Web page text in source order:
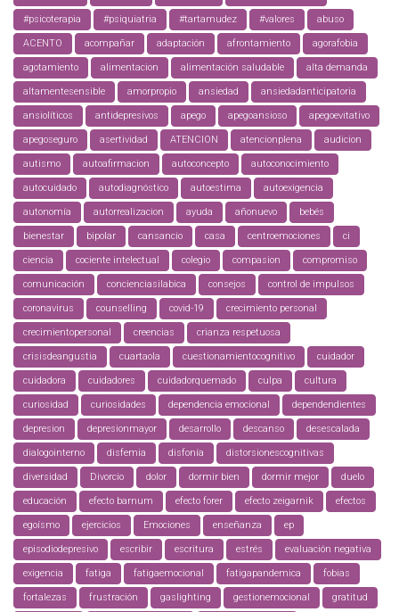
#psicoterapia #psiquiatria #tartamudez #valores abuso
ACENTO acompañar adaptación afrontamiento agorafobia
agotamiento alimentacion alimentación saludable alta demanda
altamentesensible amorpropio ansiedad ansiedadanticipatoria
ansiolíticos antidepresivos apego apegoansioso apegoevitativo
apegoseguro asertividad ATENCION atencionplena audicion
autismo autoafirmacion autoconcepto autoconocimiento
autocuidado autodiagnóstico autoestima autoexigencia
autonomía autorrealizacion ayuda añonuevo bebés
bienestar bipolar cansancio casa centroemociones ci
ciencia cociente intelectual colegio compasion compromiso
comunicación concienciasilabica consejos control de impulsos
coronavirus counselling covid-19 crecimiento personal
crecimientopersonal creencias crianza respetuosa
crisisdeangustia cuartaola cuestionamientocognitivo cuidador
cuidadora cuidadores cuidadorquemado culpa cultura
curiosidad curiosidades dependencia emocional dependendientes
depresion depresionmayor desarrollo descanso desescalada
dialogointerno disfemia disfonía distorsionescognitivas
diversidad Divorcio dolor dormir bien dormir mejor duelo
educación efecto barnum efecto forer efecto zeigarnik efectos
egoísmo ejercicios Emociones enseñanza ep
episodiodepresivo escribir escritura estrés evaluación negativa
exigencia fatiga fatigaemocional fatigapandemica fobias
fortalezas frustración gaslighting gestionemocional gratitud